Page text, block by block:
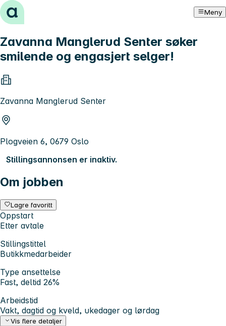
Hopp til innhold Meny
Zavanna Manglerud Senter søker
smilende og engasjert selger!
Zavanna Manglerud Senter
Plogveien 6, 0679 Oslo
Stillingsannonsen er inaktiv.
Om jobben
Lagre favoritt
Oppstart
Etter avtale
Stillingstittel
Butikkmedarbeider
Type ansettelse
Fast, deltid 26%
Arbeidstid
Vakt, dagtid og kveld, ukedager og lørdag
Vis flere detaljer